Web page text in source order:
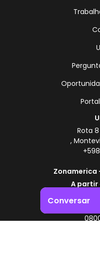
Rota
,
Zonamerica
A partir
Conversar
Impulsione o